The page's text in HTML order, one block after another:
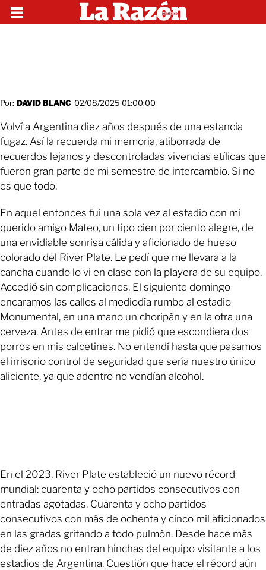
Por: DAVID BLANC 02/08/2025 01:00:00
Volví a Argentina diez años después de una estancia
fugaz. Así la recuerda mi memoria, atiborrada de
recuerdos lejanos y descontroladas vivencias etílicas que
fueron gran parte de mi semestre de intercambio. Si no
es que todo.
En aquel entonces fui una sola vez al estadio con mi
querido amigo Mateo, un tipo cien por ciento alegre, de
una envidiable sonrisa cálida y aficionado de hueso
colorado del River Plate. Le pedí que me llevara a la
cancha cuando lo vi en clase con la playera de su equipo.
Accedió sin complicaciones. El siguiente domingo
encaramos las calles al mediodía rumbo al estadio
Monumental, en una mano un choripán y en la otra una
cerveza. Antes de entrar me pidió que escondiera dos
porros en mis calcetines. No entendí hasta que pasamos
el irrisorio control de seguridad que sería nuestro único
aliciente, ya que adentro no vendían alcohol.
En el 2023, River Plate estableció un nuevo récord
mundial: cuarenta y ocho partidos consecutivos con
entradas agotadas. Cuarenta y ocho partidos
consecutivos con más de ochenta y cinco mil aficionados
en las gradas gritando a todo pulmón. Desde hace más
de diez años no entran hinchas del equipo visitante a los
estadios de Argentina. Cuestión que hace el récord aún